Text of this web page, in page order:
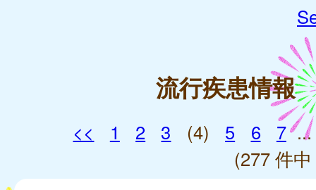
流行疾患情報
<< 1 2 3 (4) 5 6 7 ...
(277 件